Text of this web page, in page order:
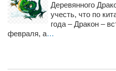
Деревянного
учесть, что по
года – Дракон –
февраля, а…